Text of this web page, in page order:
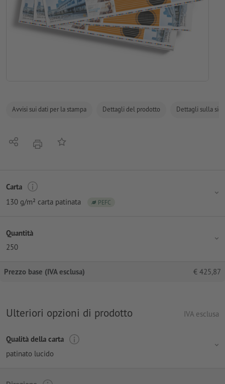
Avvisi sui dati per la stampa Dettagli del prodotto Dettagli sulla
Condividistamparealla lista preferiti
Carta
130 g/m² carta patinata
PEFC
Quantità
250
Prezzo base (IVA esclusa) € 425,87
Ulteriori opzioni di prodotto IVA esclusa
Qualità della carta
patinato lucido